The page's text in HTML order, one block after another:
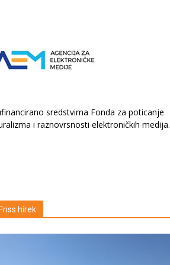
sredstvima Fonda za poticanje
i raznovrsnosti elektroničkih medija.
Friss hírek